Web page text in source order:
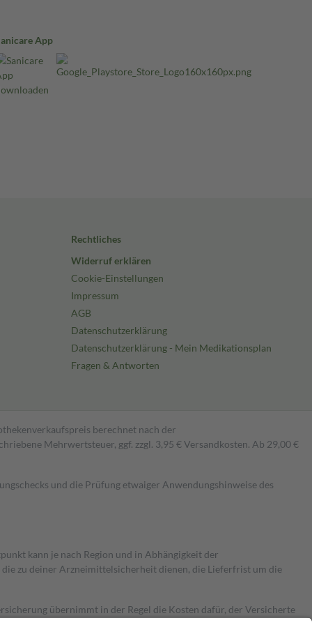
App
Rechtliches
Widerruf erklären
Cookie-Einstellungen
Impressum
AGB
Datenschutzerklärung
Datenschutzerklärung - Mein Medikationsplan
Fragen & Antworten
berechnet nach der
Mehrwertsteuer, ggf. zzgl. 3,95 € Versandkosten. Ab 29,00 €
und die Prüfung etwaiger Anwendungshinweise des
kann je nach Region und in Abhängigkeit der
zu deiner Arzneimittelsicherheit dienen, die Lieferfrist um die
übernimmt in der Regel die Kosten dafür, der Versicherte